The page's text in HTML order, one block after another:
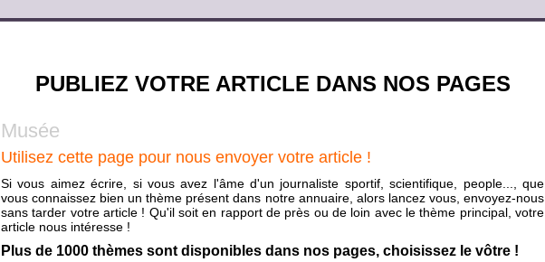
PUBLIEZ VOTRE ARTICLE DANS NOS PAGES
Musée
Utilisez cette page pour nous envoyer votre article !
Si vous aimez écrire, si vous avez l'âme d'un journaliste sportif, scientifique, people..., que
vous connaissez bien un thème présent dans notre annuaire, alors lancez vous, envoyez-nous
sans tarder votre article ! Qu'il soit en rapport de près ou de loin avec le thème principal, votre
article nous intéresse !
Plus de 1000 thèmes sont disponibles dans nos pages, choisissez le vôtre !